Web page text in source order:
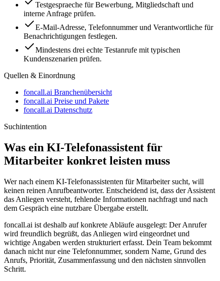
Testgespraeche für Bewerbung, Mitgliedschaft und
interne Anfrage prüfen.
E-Mail-Adresse, Telefonnummer und Verantwortliche für
Benachrichtigungen festlegen.
Mindestens drei echte Testanrufe mit typischen
Kundenszenarien prüfen.
Quellen & Einordnung
foncall.ai Branchenübersicht
foncall.ai Preise und Pakete
foncall.ai Datenschutz
Suchintention
Was ein KI-Telefonassistent für
Mitarbeiter konkret leisten muss
Wer nach einem KI-Telefonassistenten fürMitarbeitersucht, will
keinen reinen Anrufbeantworter. Entscheidend ist, dass der Assistent
das Anliegen versteht, fehlende Informationen nachfragt und nach
dem Gespräch eine nutzbare Übergabe erstellt.
foncall.ai ist deshalb auf konkrete Abläufe ausgelegt: Der Anrufer
wird freundlich begrüßt, das Anliegen wird eingeordnet und
wichtige Angaben werden strukturiert erfasst. Dein Team bekommt
danach nicht nur eine Telefonnummer, sondern Name, Grund des
Anrufs, Priorität, Zusammenfassung und den nächsten sinnvollen
Schritt.